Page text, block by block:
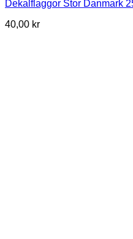
Dekalflaggor Stor Danmark
40,00 kr